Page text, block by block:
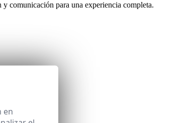
comunicación para una experiencia completa.
en